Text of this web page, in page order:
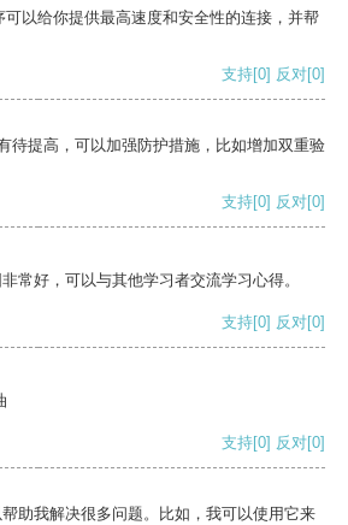
以给你提供最高速度和安全性的连接，并帮
支持[0] 反对[0]
待提高，可以加强防护措施，比如增加双重验
支持[0] 反对[0]
常好，可以与其他学习者交流学习心得。
支持[0] 反对[0]
支持[0] 反对[0]
助我解决很多问题。比如，我可以使用它来